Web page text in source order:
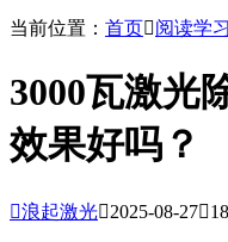
当前位置： 首页阅读学习
3000瓦激光
效果好吗？
浪起激光2025-08-27